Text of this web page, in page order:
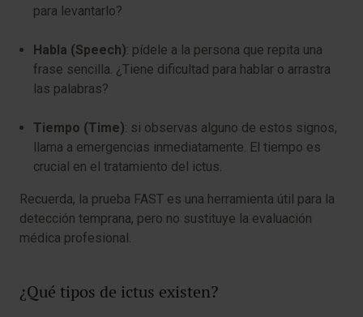
para levantarlo?
Habla (Speech): pídele a la persona que repita una
frase sencilla. ¿Tiene dificultad para hablar o arrastra
las palabras?
Tiempo (Time): si observas alguno de estos signos,
llama a emergencias inmediatamente. El tiempo es
crucial en el tratamiento del ictus.
Recuerda, la prueba FAST es una herramienta útil para la
detección temprana, pero no sustituye la evaluación
médica profesional.
¿Qué tipos de ictus existen?